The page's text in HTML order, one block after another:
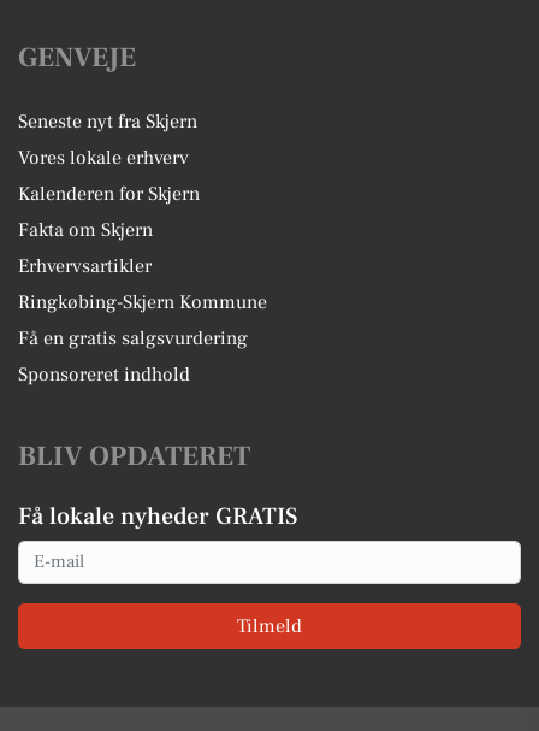
GENVEJE
Seneste nyt fra Skjern
Vores lokale erhverv
Kalenderen for Skjern
Fakta om Skjern
Erhvervsartikler
Ringkøbing-Skjern Kommune
Få en gratis salgsvurdering
Sponsoreret indhold
BLIV OPDATERET
Få lokale nyheder GRATIS
Email
Tilmeld